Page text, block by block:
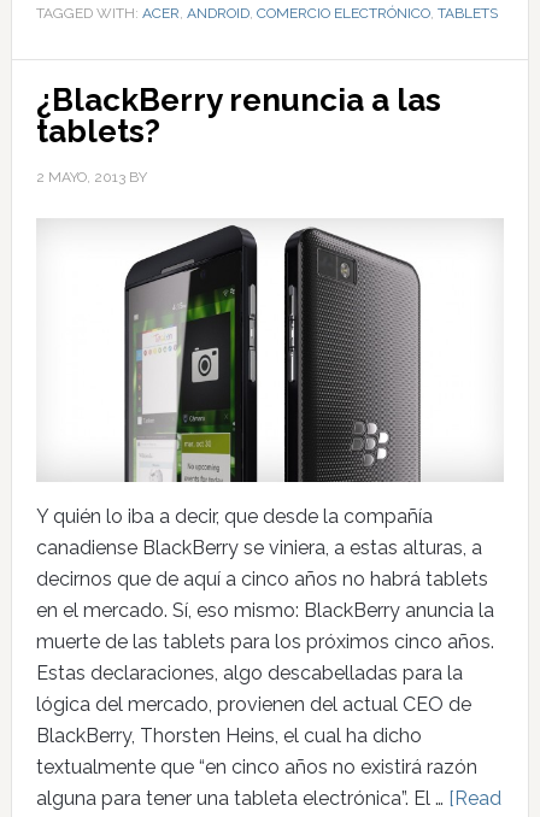
TAGGED WITH: ACER, ANDROID, COMERCIO ELECTRÓNICO, TABLETS
¿BlackBerry renuncia a las
tablets?
2 MAYO, 2013BY
Y quién lo iba a decir, que desde la compañía
canadiense BlackBerry se viniera, a estas alturas, a
decirnos que de aquí a cinco años no habrá tablets
en el mercado. Sí, eso mismo: BlackBerry anuncia la
muerte de las tablets para los próximos cinco años.
Estas declaraciones, algo descabelladas para la
lógica del mercado, provienen del actual CEO de
BlackBerry, Thorsten Heins, el cual ha dicho
textualmente que “en cinco años no existirá razón
alguna para tener una tableta electrónica”. El … [Read